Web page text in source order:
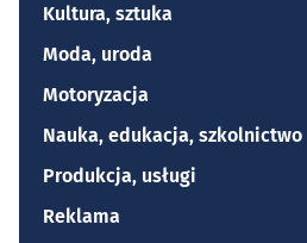
Kultura, sztuka
Moda, uroda
Motoryzacja
Nauka, edukacja, szkolnictwo
Produkcja, usługi
Reklama